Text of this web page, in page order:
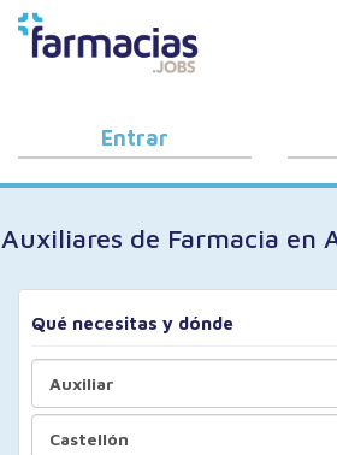
BUSCAR CANDIDATOS
OFERTAS DE EMPLEO
COMO FUNCIONA
PORQUÉ FARMACIAS.JOBS
BLOG
Entrar
Auxiliares de Farmacia en
Qué necesitas y dónde